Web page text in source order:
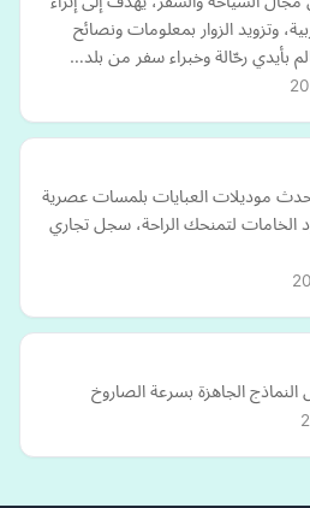
وتزويد الزوار بمعلومات ونصائح
بأيدي رحّالة وخبراء سفر من بلد…
موديلات العبايات بلمسات عصرية
الخامات لتمنحك الراحة، سجل تجاري